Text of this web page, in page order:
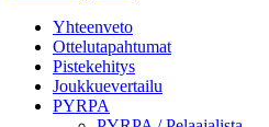
Yhteenveto
Ottelutapahtumat
Pistekehitys
Joukkuevertailu
PYRPA